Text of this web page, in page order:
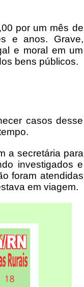
por um mês de
e anos. Grave,
e moral em um
bens públicos.
casos desse
a secretária para
investigados e
foram atendidas
em viagem.